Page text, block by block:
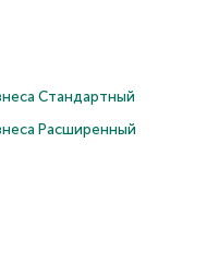
Cтандартный
Расширенный